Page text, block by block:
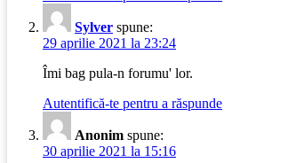
Sylver spune:
29 aprilie 2021 la 23:24
Îmi bag pula-n forumu' lor.
Autentifică-te pentru a răspunde
Anonim spune:
30 aprilie 2021 la 15:16